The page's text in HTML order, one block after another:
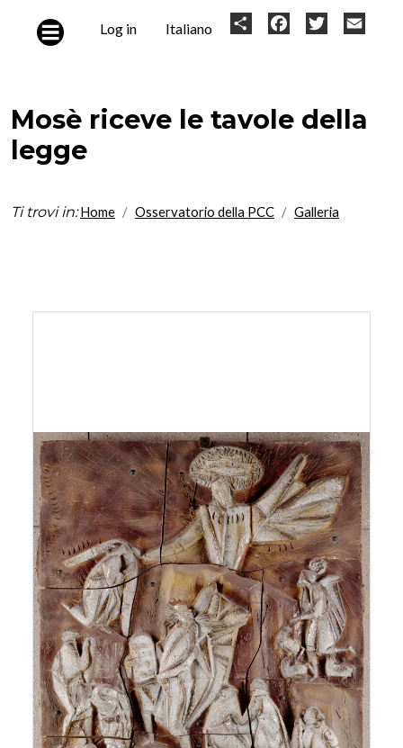
User
Log in Italiano Share FacebookTwitter
Mosè riceve le tavole della
legge
Ti trovi in: Home Osservatorio della PCC Galleria